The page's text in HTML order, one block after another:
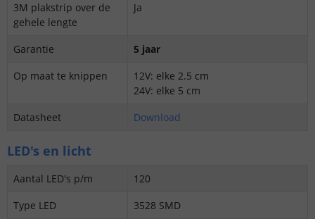
3M plakstrip over de
gehele lengte
Ja
Garantie
5 jaar
Op maat te knippen
12V: elke 2.5 cm
24V: elke 5 cm
Datasheet
Download
LED's en licht
Aantal LED's p/m
120
Type LED
3528 SMD